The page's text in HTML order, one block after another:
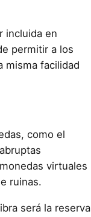
incluida en
permitir a los
misma facilidad
como el
virtuales
ruinas.
será la reserva